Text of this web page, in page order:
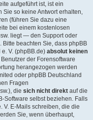
aufgeführt ist, ist ein
Sie so keine Antwort erhalten,
(führen Sie dazu eine
bei einem kostenlosen
liegt — den Support oder
Bitte beachten Sie, dass phpBB
V. (phpBB.de) absolut keinen
der Forensoftware
herangezogen werden
oder phpBB Deutschland
Fragen
die sich nicht direkt auf die
Software selbst beziehen. Falls
V. E-Mails schreiben, die die
Sie, wenn überhaupt,